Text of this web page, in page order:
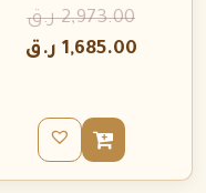
2,973.00 ر.ق
1,685.00 ر.ق